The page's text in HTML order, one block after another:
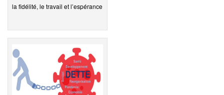
la fidélité, le travail et l’espérance